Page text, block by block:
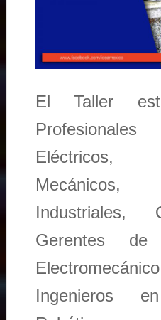
El Taller
Industriales,
Gerentes de
Ingenieros